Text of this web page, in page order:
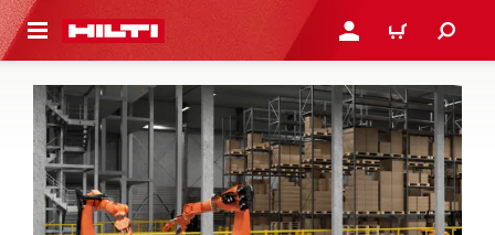
PRINCIPAL INICIE SESIÓN O
CARRITO